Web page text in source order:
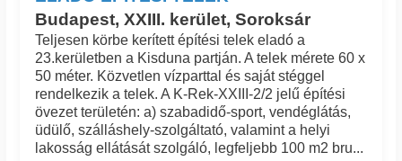
Budapest, XXIII. kerület, Soroksár
Teljesen körbe kerített építési telek eladó a
23.kerületben a Kisduna partján. A telek mérete 60 x
50 méter. Közvetlen vízparttal és saját stéggel
rendelkezik a telek. A K-Rek-XXIII-2/2 jelű építési
övezet területén: a) szabadidő-sport, vendéglátás,
üdülő, szálláshely-szolgáltató, valamint a helyi
lakosság ellátását szolgáló, legfeljebb 100 m2 bru...